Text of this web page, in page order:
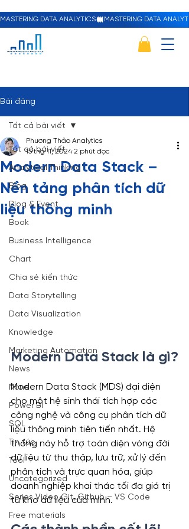
MASTERING DATA ANALYTICS
Bài đăng
Tất cả bài viết
Analytical Thinking
Blog
Blog & Event
Book
Business Intelligence
Chart
Chia sẻ kiến thức
Data Storytelling
Data Visualization
Knowledge
Marketing Automation
News
None
Power BI
SQL
Tin tức
Tool
Uncategorized
Series Video Git, Github – VS Code
Free materials
Tất cả bài viết
Modern Data Stack –
Nền tảng phân tích dữ
liệu thông minh
Phương Thảo Analytics
15 thg 11, 2024 2 phút đọc
Modern Data Stack là gì?
Modern Data Stack (MDS) đại diện
cho một hệ sinh thái tích hợp các
công nghệ và công cụ phân tích dữ
liệu thông minh tiên tiến nhất. Hệ
thống này hỗ trợ toàn diện vòng đời
dữ liệu từ thu thập, lưu trữ, xử lý đến
phân tích và trực quan hóa, giúp
doanh nghiệp khai thác tối đa giá trị
từ kho dữ liệu của mình.